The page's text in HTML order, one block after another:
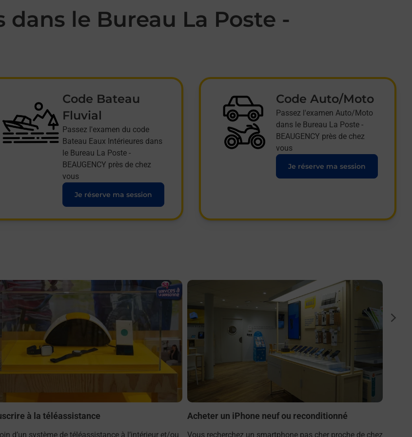
le Bureau La Poste -
Code Bateau
Fluvial
Passez l'examen du code
Bateau Eaux Intérieures dans
le Bureau La Poste -
BEAUGENCY près de chez
vous
Je réserve ma session
Code Auto/Moto
Passez l'examen Auto/Moto
dans le Bureau La Poste -
BEAUGENCY près de chez
vous
Je réserve ma session
plus
à la téléassistance
d’un système de téléassistance à l’intérieur et/ou
En savoir plus
Acheter un iPhone neuf ou reconditionné
Vous recherchez un smartphone pas cher proche de chez
Vous